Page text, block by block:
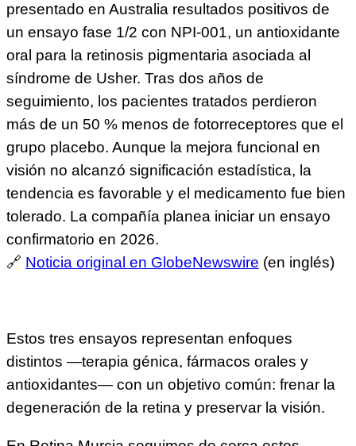
presentado en Australia resultados positivos de
un ensayo fase 1/2 con NPI-001, un antioxidante
oral para la retinosis pigmentaria asociada al
síndrome de Usher. Tras dos años de
seguimiento, los pacientes tratados perdieron
más de un 50 % menos de fotorreceptores que el
grupo placebo. Aunque la mejora funcional en
visión no alcanzó significación estadística, la
tendencia es favorable y el medicamento fue bien
tolerado. La compañía planea iniciar un ensayo
confirmatorio en 2026.
🔗 Noticia original en GlobeNewswire (en inglés)
Estos tres ensayos representan enfoques
distintos —terapia génica, fármacos orales y
antioxidantes— con un objetivo común: frenar la
degeneración de la retina y preservar la visión.